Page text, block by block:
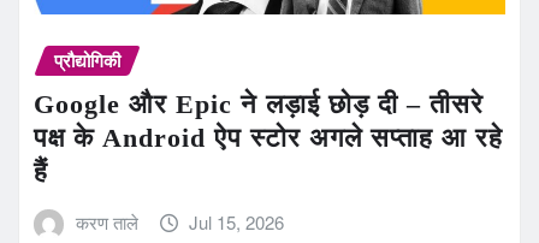
प्रौद्योगिकी
Google और Epic ने लड़ाई छोड़ दी – तीसरे
पक्ष के Android ऐप स्टोर अगले सप्ताह आ रहे
हैं
करण ताले Jul 15, 2026